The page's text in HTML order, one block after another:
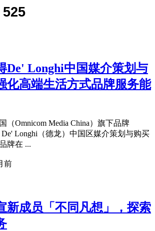
525
De' Longhi中国媒介策划与
化高端生活方式品牌服务能
（Omnicom Media China）旗下品牌
Longhi（德龙）中国区媒介策划与购买
牌在 ...
前
新成员「不同凡想」，探索